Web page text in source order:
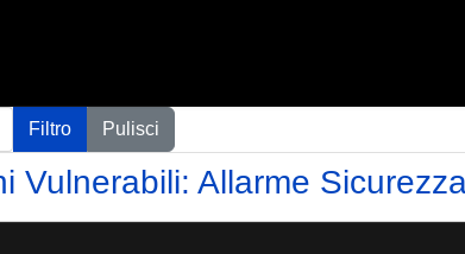
Filtro Pulisci
Vulnerabili: Allarme